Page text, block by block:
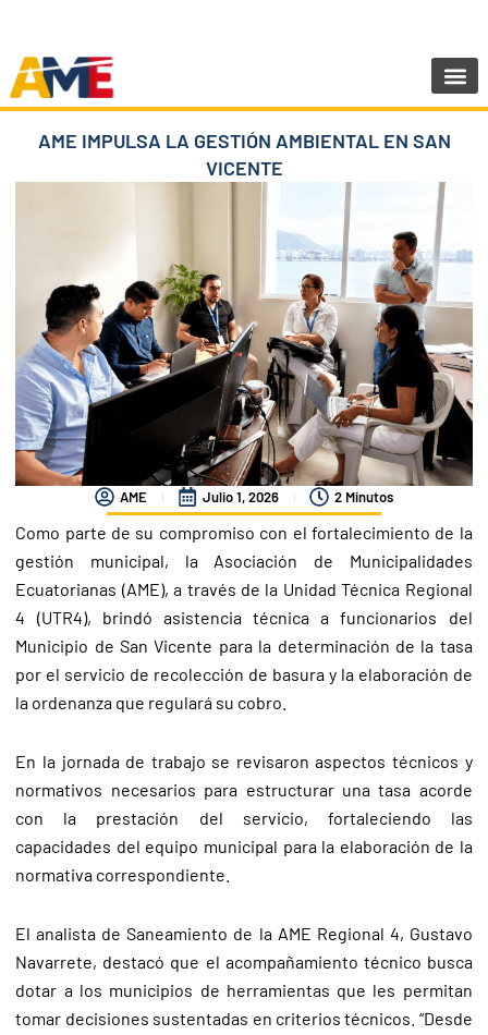
contenido
AME IMPULSA LA GESTIÓN AMBIENTAL EN SAN
VICENTE
AME Julio 1, 2026 2 Minutos
Como parte de su compromiso con el fortalecimiento de la
gestión municipal, la Asociación de Municipalidades
Ecuatorianas (AME), a través de la Unidad Técnica Regional
4 (UTR4), brindó asistencia técnica a funcionarios del
Municipio de San Vicente para la determinación de la tasa
por el servicio de recolección de basura y la elaboración de
la ordenanza que regulará su cobro.
En la jornada de trabajo se revisaron aspectos técnicos y
normativos necesarios para estructurar una tasa acorde
con la prestación del servicio, fortaleciendo las
capacidades del equipo municipal para la elaboración de la
normativa correspondiente.
El analista de Saneamiento de la AME Regional 4, Gustavo
Navarrete, destacó que el acompañamiento técnico busca
dotar a los municipios de herramientas que les permitan
tomar decisiones sustentadas en criterios técnicos. “Desde